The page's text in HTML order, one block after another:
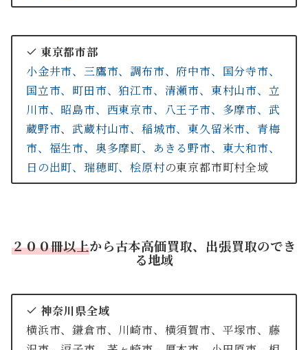
東京都市部
小金井市、 三鷹市、 調布市、 府中市、 国分寺市、
国立市、 町田市、狛江市、 清瀬市、 東村山市、 立
川市、 昭島市、 西東京市、 八王子市、 多摩市、 武
蔵野市、武蔵村山市、稲城市、東久留米市、 青梅
市、 福生市、 奥多摩町、 あきる野市、 東大和市、
日の出町、 瑞穂町、桧原村の東京都市町村全域
２００冊以上から古本高価買取、出張買取のでき
る地域
神奈川県全域
横浜市、鎌倉市、川崎市、横須賀市、平塚市、藤